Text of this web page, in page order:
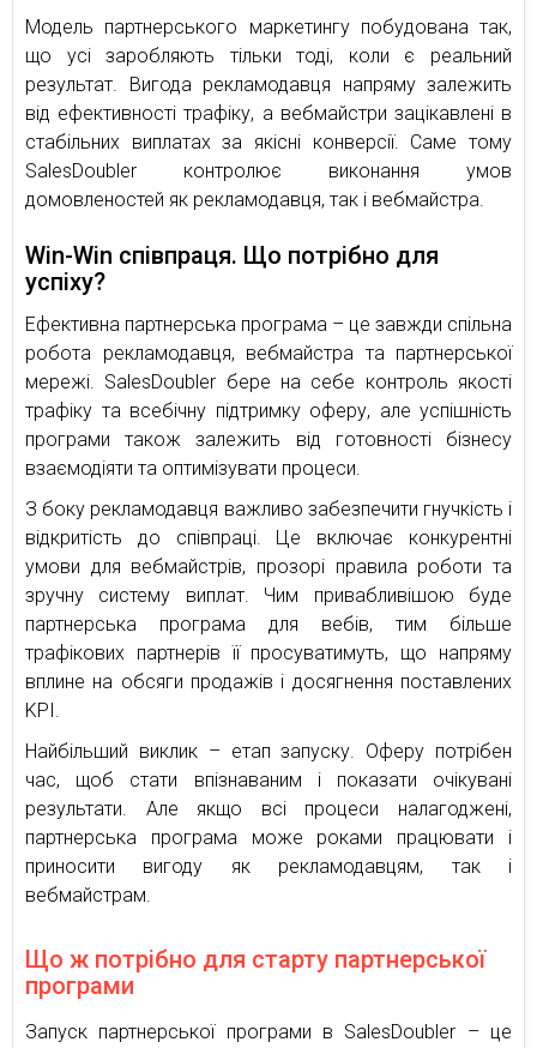
Модель партнерського маркетингу побудована так,
що усі заробляють тільки тоді, коли є реальний
результат. Вигода рекламодавця напряму залежить
від ефективності трафіку, а вебмайстри зацікавлені в
стабільних виплатах за якісні конверсії. Саме тому
SalesDoubler контролює виконання умов
домовленостей як рекламодавця, так і вебмайстра.
Win-Win співпраця. Що потрібно для
успіху?
Ефективна партнерська програма – це завжди спільна
робота рекламодавця, вебмайстра та партнерської
мережі. SalesDoubler бере на себе контроль якості
трафіку та всебічну підтримку оферу, але успішність
програми також залежить від готовності бізнесу
взаємодіяти та оптимізувати процеси.
З боку рекламодавця важливо забезпечити гнучкість і
відкритість до співпраці. Це включає конкурентні
умови для вебмайстрів, прозорі правила роботи та
зручну систему виплат. Чим привабливішою буде
партнерська програма для вебів, тим більше
трафікових партнерів її просуватимуть, що напряму
вплине на обсяги продажів і досягнення поставлених
KPI.
Найбільший виклик – етап запуску. Оферу потрібен
час, щоб стати впізнаваним і показати очікувані
результати. Але якщо всі процеси налагоджені,
партнерська програма може роками працювати і
приносити вигоду як рекламодавцям, так і
вебмайстрам.
Що ж потрібно для старту партнерської
програми
Запуск партнерської програми в SalesDoubler – це